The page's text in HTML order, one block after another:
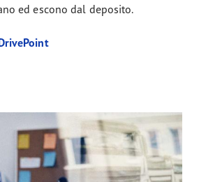
ed escono dal deposito.